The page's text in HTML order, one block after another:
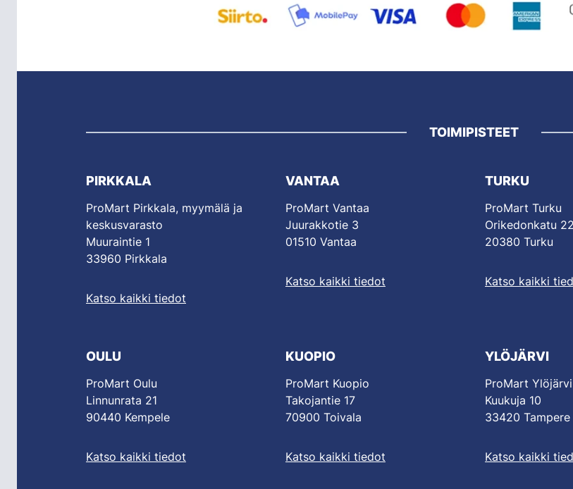
TOIMIPISTEET
PIRKKALA
ProMart Pirkkala, myymälä ja
keskusvarasto
Muuraintie 1
33960 Pirkkala
Katso kaikki tiedot
VANTAA
ProMart Vantaa
Juurakkotie 3
01510 Vantaa
Katso kaikki tiedot
TURKU
ProMart Turku
Orikedonkatu 22
20380 Turku
Katso kaikki
OULU
ProMart Oulu
Linnunrata 21
90440 Kempele
Katso kaikki tiedot
KUOPIO
ProMart Kuopio
Takojantie 17
70900 Toivala
Katso kaikki tiedot
YLÖJÄRVI
ProMart Ylöjärvi
Kuukuja 10
33420 Tampere
Katso kaikki